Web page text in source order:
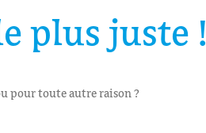
plus juste !
pour toute autre raison ?